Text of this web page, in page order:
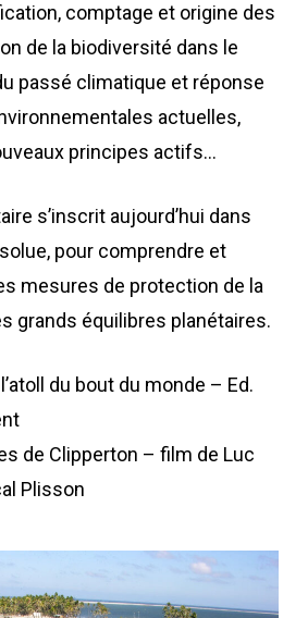
comptage et origine des
de la biodiversité dans le
passé climatique et réponse
actuelles,
principes actifs…
s’inscrit aujourd’hui dans
pour comprendre et
mesures de protection de la
grands équilibres planétaires.
du bout du monde – Ed.
de Clipperton – film de Luc
Plisson